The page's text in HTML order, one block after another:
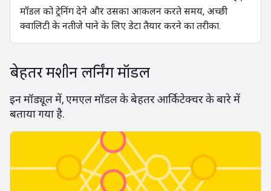
मॉडल को ट्रेनिंग देने और उसका आकलन करते समय, अच्छी
क्वालिटी के नतीजे पाने के लिए डेटा तैयार करने का तरीका.
बेहतर मशीन लर्निंग मॉडल
इन मॉड्यूल में, एमएल मॉडल के बेहतर आर्किटेक्चर के बारे में
बताया गया है.